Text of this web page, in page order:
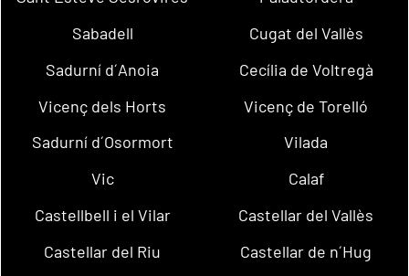
Sabadell
Cugat del Vallès
Sadurní d´Anoia
Cecília de Voltregà
Vicenç dels Horts
Vicenç de Torelló
Sadurní d´Osormort
Vilada
Vic
Calaf
Castellbell i el Vilar
Castellar del Vallès
Castellar del Riu
Castellar de n´Hug